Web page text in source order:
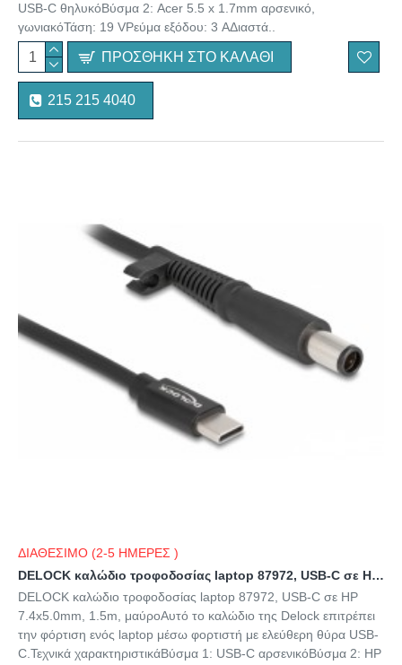
USB-C θηλυκόΒύσμα 2: Acer 5.5 x 1.7mm αρσενικό,
γωνιακόΤάση: 19 VΡεύμα εξόδου: 3 AΔιαστά..
ΠΡΟΣΘΉΚΗ ΣΤΟ ΚΑΛΆΘΙ
215 215 4040
ΔΙΑΘΕΣΙΜΟ (2-5 ΗΜΕΡΕΣ )
DELOCK καλώδιο τροφοδοσίας laptop 87972, USB-C σε HP 7.4x5.0mm, 1.5m, μαύρο
DELOCK καλώδιο τροφοδοσίας laptop 87972, USB-C σε HP
7.4x5.0mm, 1.5m, μαύροΑυτό το καλώδιο της Delock επιτρέπει
την φόρτιση ενός laptop μέσω φορτιστή με ελεύθερη θύρα USB-
C.Τεχνικά χαρακτηριστικάΒύσμα 1: USB-C αρσενικόΒύσμα 2: HP